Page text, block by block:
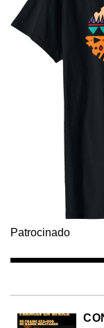
Patrocinado